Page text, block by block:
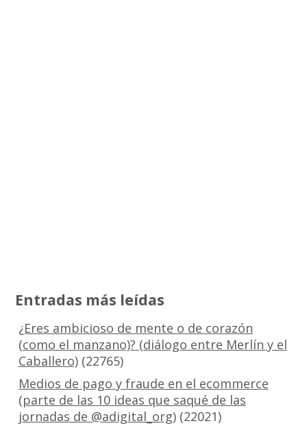
Entradas más leídas
¿Eres ambicioso de mente o de corazón
(como el manzano)? (diálogo entre Merlín y el
Caballero)(22765)
Medios de pago y fraude en el ecommerce
(parte de las 10 ideas que saqué de las
jornadas de @adigital_org)(22021)